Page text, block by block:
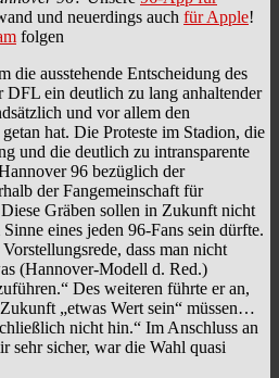
und neuerdings auch für Apple!
folgen
die ausstehende Entscheidung des
DFL ein deutlich zu lang anhaltender
und vor allem den
hat. Die Proteste im Stadion, die
und die deutlich zu intransparente
96 bezüglich der
der Fangemeinschaft für
Gräben sollen in Zukunft nicht
eines jeden 96-Fans sein dürfte.
dass man nicht
(Hannover-Modell d. Red.)
Des weiteren führte er an,
„etwas Wert sein“ müssen…
nicht hin.“ Im Anschluss an
sehr sicher, war die Wahl quasi